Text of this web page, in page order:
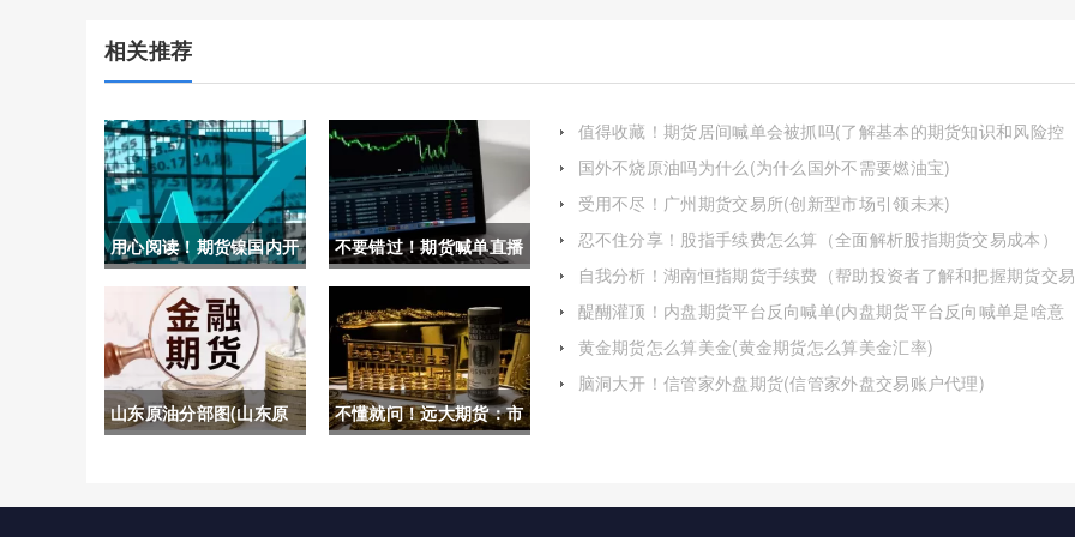
相关推荐
用心阅读！期货镍国内开
户(国内期货镍行情分析)
不要错过！期货喊单直播
真(期货直播间喊麦的猫
腻)
山东原油分部图(山东原
不懂就问！远大期货：市
值得收藏！期货居间喊单会被抓吗(了解基本的期货知识和风险控
国外不烧原油吗为什么(为什么国外不需要燃油宝)
受用不尽！广州期货交易所(创新型市场引领未来)
忍不住分享！股指手续费怎么算（全面解析股指期货交易成本）
自我分析！湖南恒指期货手续费（帮助投资者了解和把握期货交易
成本）
醍醐灌顶！内盘期货平台反向喊单(内盘期货平台反向喊单是啥意
思)
黄金期货怎么算美金(黄金期货怎么算美金汇率)
脑洞大开！信管家外盘期货(信管家外盘交易账户代理)